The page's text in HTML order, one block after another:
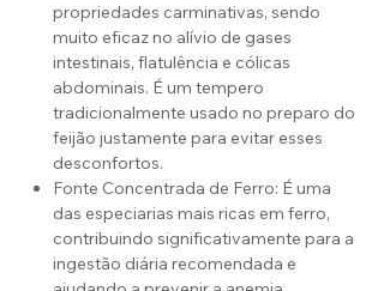
propriedades carminativas, sendo
muito eficaz no alívio de gases
intestinais, flatulência e cólicas
abdominais. É um tempero
tradicionalmente usado no preparo do
feijão justamente para evitar esses
desconfortos.
Fonte Concentrada de Ferro: É uma
das especiarias mais ricas em ferro,
contribuindo significativamente para a
ingestão diária recomendada e